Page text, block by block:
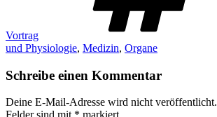
Vortrag
und Physiologie, Medizin, Organe
Schreibe einen Kommentar
Deine E-Mail-Adresse wird nicht veröffentlicht.